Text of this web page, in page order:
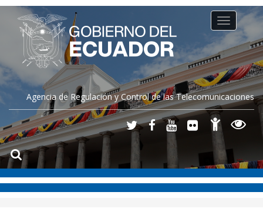
Agencia de Regulación y Control de las Telecomunicaciones
Toggle
navigation